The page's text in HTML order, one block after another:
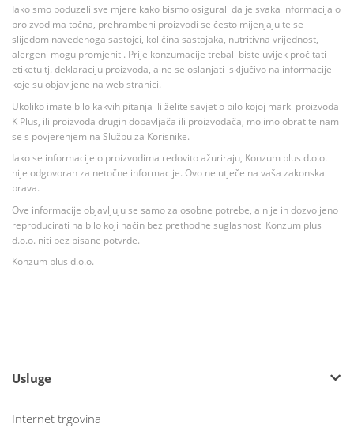
Iako smo poduzeli sve mjere kako bismo osigurali da je svaka informacija o
proizvodima točna, prehrambeni proizvodi se često mijenjaju te se
slijedom navedenoga sastojci, količina sastojaka, nutritivna vrijednost,
alergeni mogu promjeniti. Prije konzumacije trebali biste uvijek pročitati
etiketu tj. deklaraciju proizvoda, a ne se oslanjati isključivo na informacije
koje su objavljene na web stranici.
Ukoliko imate bilo kakvih pitanja ili želite savjet o bilo kojoj marki proizvoda
K Plus, ili proizvoda drugih dobavljača ili proizvođača, molimo obratite nam
se s povjerenjem na Službu za Korisnike.
Iako se informacije o proizvodima redovito ažuriraju, Konzum plus d.o.o.
nije odgovoran za netočne informacije. Ovo ne utječe na vaša zakonska
prava.
Ove informacije objavljuju se samo za osobne potrebe, a nije ih dozvoljeno
reproducirati na bilo koji način bez prethodne suglasnosti Konzum plus
d.o.o. niti bez pisane potvrde.
Konzum plus d.o.o.
Usluge
Internet trgovina